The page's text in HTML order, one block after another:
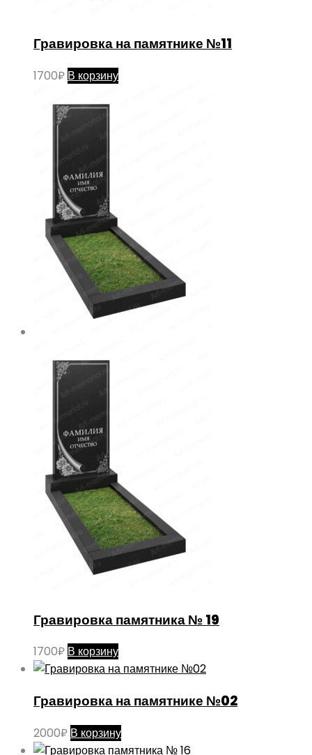
Гравировка на памятнике №11
1700₽ В корзину
Гравировка памятника № 19
1700₽ В корзину
Гравировка на памятнике №02
2000₽ В корзину